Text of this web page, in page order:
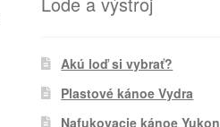
Akú loď si vybrať?
Plastové kánoe Vydra
Nafukovacie kánoe Yukon